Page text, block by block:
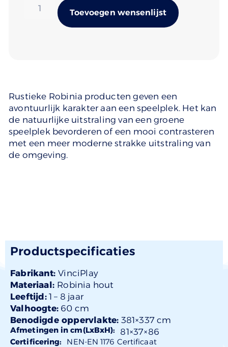
Toevoegen wensenlijst
Rustieke Robinia producten geven een
avontuurlijk karakter aan een speelplek. Het kan
de natuurlijke uitstraling van een groene
speelplek bevorderen of een mooi contrasteren
met een meer moderne strakke uitstraling van
de omgeving.
Productspecificaties
Fabrikant:VinciPlay
Materiaal: Robinia hout
Leeftijd:1 – 8 jaar
Valhoogte: 60 cm
Benodigde oppervlakte: 381×337 cm
Afmetingen in cm(LxBxH): 81×37×86
Certificering: NEN-EN 1176 Certificaat